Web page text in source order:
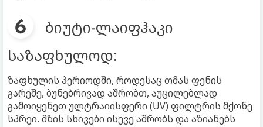
ბიუტი-ლაიფჰაკი
საზაფხულოდ:
ზაფხულის პერიოდში, როდესაც თმას ფენის
გარეშე, ბუნებრივად აშრობთ, აუცილებლად
გამოიყენეთ ულტრაიისფერი (UV) ფილტრის მქონე
სპრეი. მზის სხივები ისევე აშრობს და აზიანებს